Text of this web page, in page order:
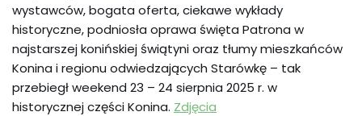
wystawców, bogata oferta, ciekawe wykłady
historyczne, podniosła oprawa święta Patrona w
najstarszej konińskiej świątyni oraz tłumy mieszkańców
Konina i regionu odwiedzających Starówkę – tak
przebiegł weekend 23 – 24 sierpnia 2025 r. w
historycznej części Konina. Zdjęcia